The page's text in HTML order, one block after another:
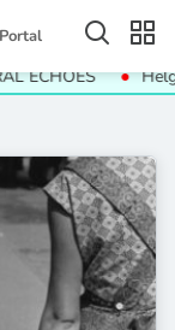
Helga Paris.